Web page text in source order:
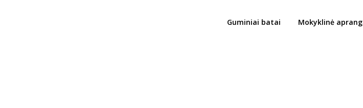
Guminiai batai Mokyklinė